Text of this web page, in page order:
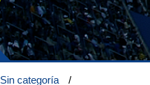
Sin categoría
/